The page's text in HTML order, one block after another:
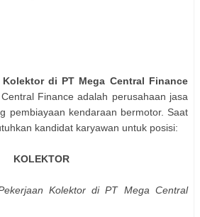
di PT Mega Central Finance
Finance adalah perusahaan jasa
pembiayaan kendaraan bermotor. Saat
kandidat karyawan untuk posisi:
KOLEKTOR
Kolektor di PT Mega Central